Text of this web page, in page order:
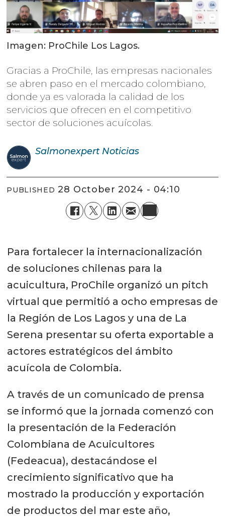
Imagen: ProChile Los Lagos.
Gracias a ProChile, las empresas nacionales
se abren paso en el mercado colombiano,
donde ya es valorada la calidad de los
servicios que ofrecen en el competitivo
sector de soluciones acuícolas.
Salmonexpert Noticias
PUBLISHED 28 October 2024 - 04:10
Para fortalecer la internacionalización
de soluciones chilenas para la
acuicultura, ProChile organizó un pitch
virtual que permitió a ocho empresas de
la Región de Los Lagos y una de La
Serena presentar su oferta exportable a
actores estratégicos del ámbito
acuícola de Colombia.
A través de un comunicado de prensa
se informó que la jornada comenzó con
la presentación de la Federación
Colombiana de Acuicultores
(Fedeacua), destacándose el
crecimiento significativo que ha
mostrado la producción y exportación
de productos del mar este año,